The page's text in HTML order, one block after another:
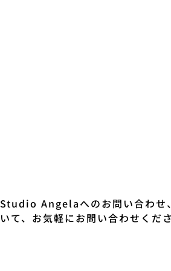
Studio Angelaへのお問い合わせ
いて、お気軽にお問い合わせくださ